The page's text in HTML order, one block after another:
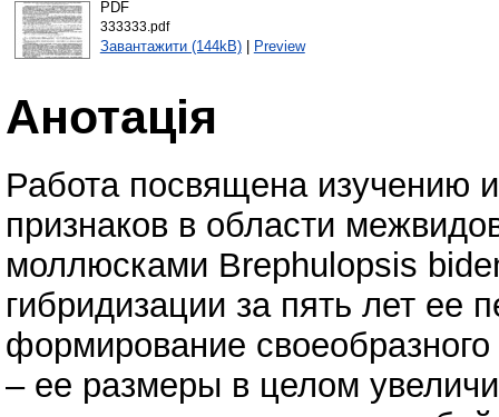
PDF
333333.pdf
Завантажити (144kB)| Preview
Анотація
Работа посвящена изучению
признаков в области
моллюсками Brephulоpsis
гибридизации за пять лет ее
формирование
– ее размеры в целом